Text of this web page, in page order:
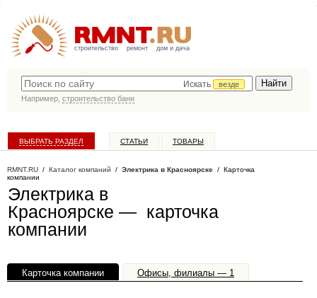
строительство ремонт дом и дача
Искать
везде
Например, строительство бани
ВЫБРАТЬ РАЗДЕЛ СТАТЬИ ТОВАРЫ
RMNT.RU / Каталог компаний / Электрика в Красноярске / Карточка
компании
Электрика в
Красноярске — карточка
компании
Карточка компании Офисы, филиалы — 1